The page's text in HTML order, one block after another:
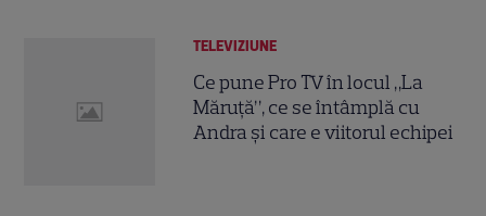
TELEVIZIUNE
Ce pune Pro TV în locul „La
Măruță”, ce se întâmplă cu
Andra și care e viitorul echipei